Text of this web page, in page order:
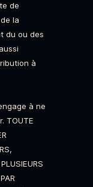
de
la
du ou des
à
à ne
TOUTE